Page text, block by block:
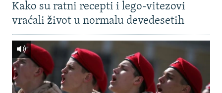
Kako su ratni recepti i lego-vitezovi
vraćali život u normalu devedesetih